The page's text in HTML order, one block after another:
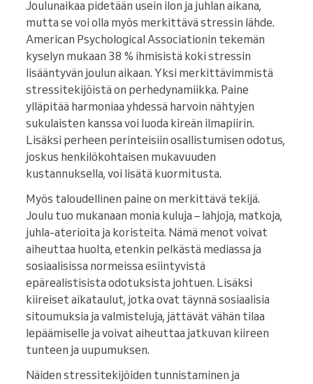
Joulunaikaa pidetään usein ilon ja juhlan aikana,
mutta se voi olla myös merkittävä stressin lähde.
American Psychological Associationin tekemän
kyselyn mukaan 38 % ihmisistä koki stressin
lisääntyvän joulun aikaan. Yksi merkittävimmistä
stressitekijöistä on perhedynamiikka. Paine
ylläpitää harmoniaa yhdessä harvoin nähtyjen
sukulaisten kanssa voi luoda kireän ilmapiirin.
Lisäksi perheen perinteisiin osallistumisen odotus,
joskus henkilökohtaisen mukavuuden
kustannuksella, voi lisätä kuormitusta.
Myös taloudellinen paine on merkittävä tekijä.
Joulu tuo mukanaan monia kuluja – lahjoja, matkoja,
juhla-aterioita ja koristeita. Nämä menot voivat
aiheuttaa huolta, etenkin pelkästä mediassa ja
sosiaalisissa normeissa esiintyvistä
epärealistisista odotuksista johtuen. Lisäksi
kiireiset aikataulut, jotka ovat täynnä sosiaalisia
sitoumuksia ja valmisteluja, jättävät vähän tilaa
lepäämiselle ja voivat aiheuttaa jatkuvan kiireen
tunteen ja uupumuksen.
Näiden stressitekijöiden tunnistaminen ja